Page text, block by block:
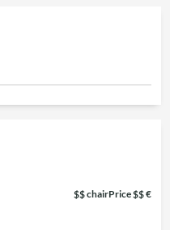
$$ chairPrice $$ €